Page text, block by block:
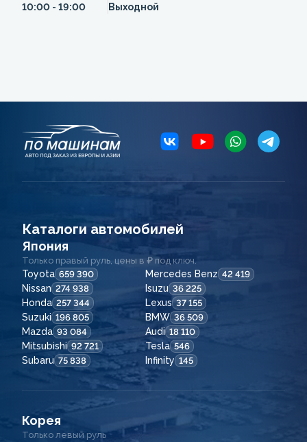
10:00 - 19:00
Выходной
Каталоги автомобилей
Япония
Только правый руль, цены в ₽ под ключ.
Toyota 659 390 Mercedes Benz 42 419
Nissan 274 938 Isuzu 36 225
Honda 257 344 Lexus 37 155
Suzuki 196 805 BMW 36 509
Mazda 93 084 Audi 18 110
Mitsubishi 92 721 Tesla 546
Subaru 75 838 Infinity 145
Корея
Только левый руль